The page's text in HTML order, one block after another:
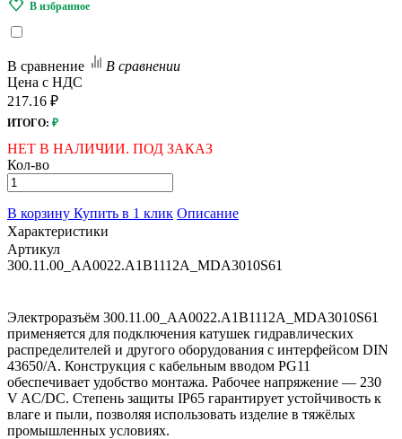
В сравнение
В сравнении
Цена с НДС
217.16 ₽
ИТОГО: ₽
НЕТ В НАЛИЧИИ. ПОД ЗАКАЗ
Кол-во
В корзину Купить в 1 клик Описание
Характеристики
Артикул
300.11.00_AA0022.A1B1112A_MDA3010S61
Электроразъём 300.11.00_AA0022.A1B1112A_MDA3010S61
применяется для подключения катушек гидравлических
распределителей и другого оборудования с интерфейсом DIN
43650/A. Конструкция с кабельным вводом PG11
обеспечивает удобство монтажа. Рабочее напряжение — 230
V AC/DC. Степень защиты IP65 гарантирует устойчивость к
влаге и пыли, позволяя использовать изделие в тяжёлых
промышленных условиях.